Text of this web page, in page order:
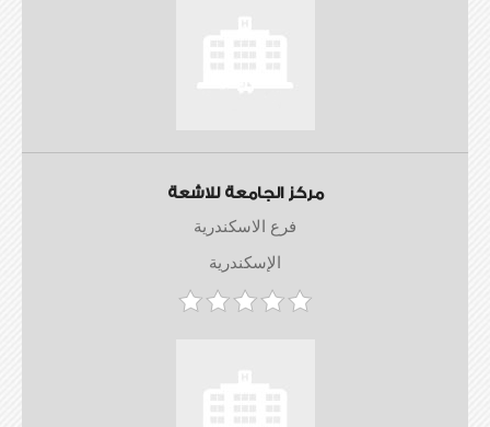
مركز الجامعة للاشعة
فرع الاسكندرية
الإسكندرية